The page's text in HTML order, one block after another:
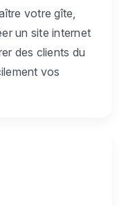
votre gîte,
un site internet
des clients du
vos